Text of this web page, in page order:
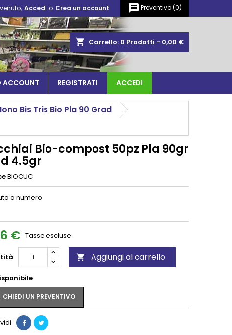
message Preventivo(0)
Accedi o Crea un account
shopping_cart Carrello: 0 Prodotti - 0,00 €
ACCOUNT REGISTRATI ACCEDI
Bis Tris Bio Pla 90 Grad
Bio-compost 50pz Pla 90gr
4.5gr
BIOCUC
a numero
€ Tasse escluse
 Aggiungi al carrello
CHIEDI UN PREVENTIVO